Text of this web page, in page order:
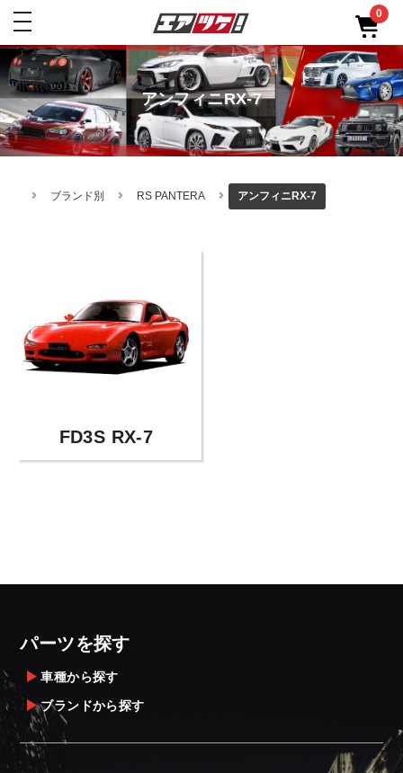
toggle
0
アンフィニRX-7
ブランド別 RS PANTERA アンフィニRX-7
FD3S RX-7
パーツを探す
車種から探す
ブランドから探す